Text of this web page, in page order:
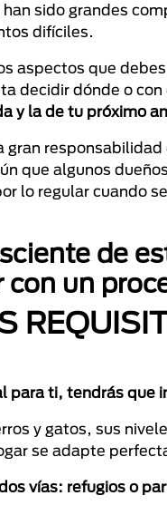
sido grandes
difíciles.
aspectos que
decidir dónde o
y la de tu próximo
que algunos
lo regular cuando
de
un
para ti, tendrás que
y gatos, sus
se adapte
vías: refugios o